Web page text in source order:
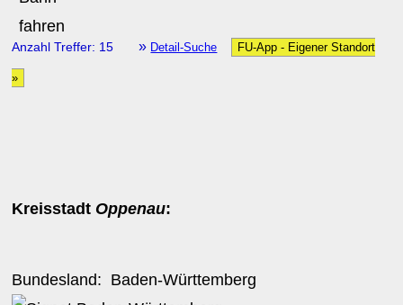
Anzahl Treffer: 15 » Detail-Suche FU-App - Eigener Standort
»
Kreisstadt Oppenau:
Bundesland: Baden-Württemberg